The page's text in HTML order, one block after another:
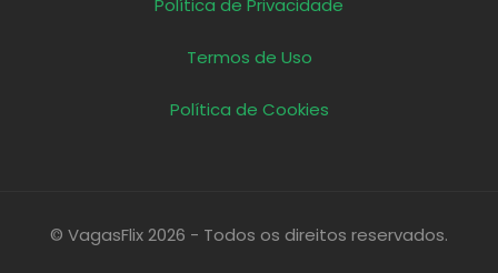
Política de Privacidade
Termos de Uso
Política de Cookies
© VagasFlix 2026 - Todos os direitos reservados.